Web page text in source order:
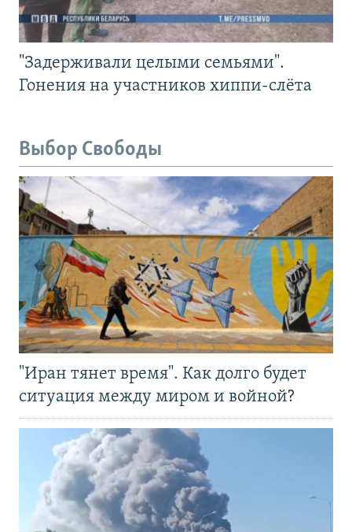
"Задерживали целыми семьями".
Гонения на участников хиппи-слёта
Выбор Свободы
"Иран тянет время". Как долго будет
ситуация между миром и войной?